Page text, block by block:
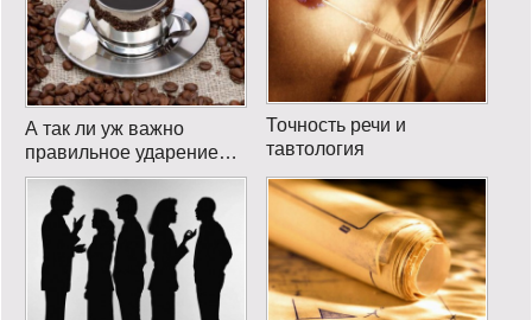
А так ли уж важно
правильное ударение…
Точность речи и
тавтология